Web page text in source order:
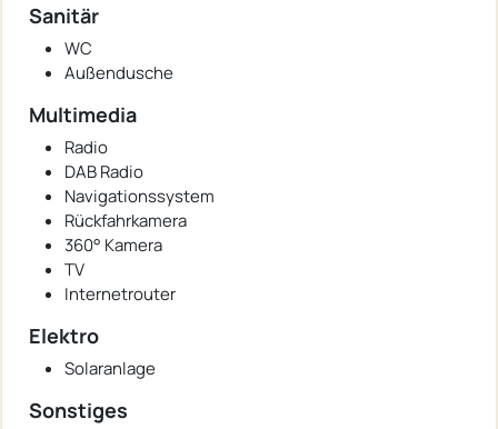
Sanitär
WC
Außendusche
Multimedia
Radio
DAB Radio
Navigationssystem
Rückfahrkamera
360° Kamera
TV
Internetrouter
Elektro
Solaranlage
Sonstiges